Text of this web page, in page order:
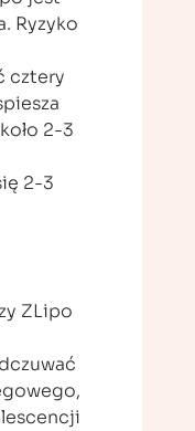
Ryzyko
cztery
2-3
2-3
ZLipo